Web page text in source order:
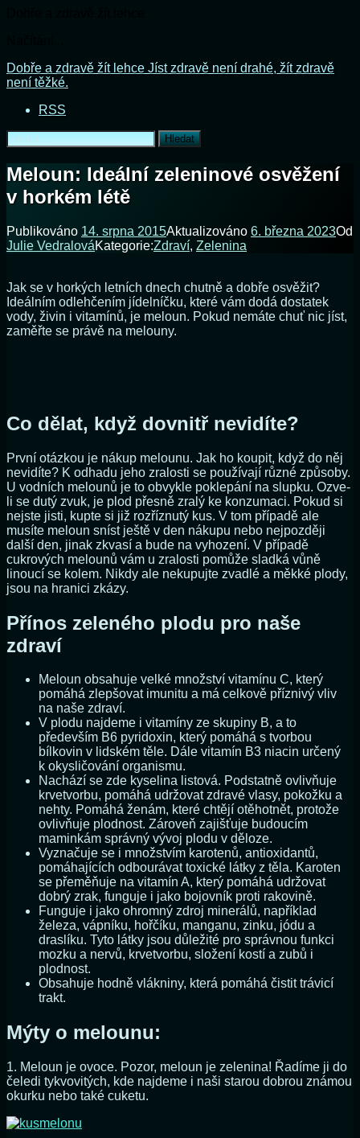
Přejít
k
webu
Dobře a zdravě žít lehce Jíst zdravě není drahé, žít zdravě
není těžké.
RSS
Vyhledávání
Meloun: Ideální zeleninové osvěžení
v horkém létě
Publikováno 14. srpna 2015Aktualizováno 6. března 2023Od
Julie VedralováKategorie:Zdraví, Zelenina
Jak se v horkých letních dnech chutně a dobře osvěžit?
Ideálním odlehčením jídelníčku, které vám dodá dostatek
vody, živin i vitamínů, je meloun. Pokud nemáte chuť nic jíst,
zaměřte se právě na melouny.
Co dělat, když dovnitř nevidíte?
První otázkou je nákup melounu. Jak ho koupit, když do něj
nevidíte? K odhadu jeho zralosti se používají různé způsoby.
U vodních melounů je to obvykle poklepání na slupku. Ozve-
li se dutý zvuk, je plod přesně zralý ke konzumaci. Pokud si
nejste jisti, kupte si již rozříznutý kus. V tom případě ale
musíte meloun sníst ještě v den nákupu nebo nejpozději
další den, jinak zkvasí a bude na vyhození. V případě
cukrových melounů vám u zralosti pomůže sladká vůně
linoucí se kolem. Nikdy ale nekupujte zvadlé a měkké plody,
jsou na hranici zkázy.
Přínos zeleného plodu pro naše
zdraví
Meloun obsahuje velké množství vitamínu C, který
pomáhá zlepšovat imunitu a má celkově příznivý vliv
na naše zdraví.
V plodu najdeme i vitamíny ze skupiny B, a to
především B6 pyridoxin, který pomáhá s tvorbou
bílkovin v lidském těle. Dále vitamín B3 niacin určený
k okysličování organismu.
Nachází se zde kyselina listová. Podstatně ovlivňuje
krvetvorbu, pomáhá udržovat zdravé vlasy, pokožku a
nehty. Pomáhá ženám, které chtějí otěhotnět, protože
ovlivňuje plodnost. Zároveň zajišťuje budoucím
maminkám správný vývoj plodu v děloze.
Vyznačuje se i množstvím karotenů, antioxidantů,
pomáhajících odbourávat toxické látky z těla. Karoten
se přeměňuje na vitamín A, který pomáhá udržovat
dobrý zrak, funguje i jako bojovník proti rakovině.
Funguje i jako ohromný zdroj minerálů, například
železa, vápníku, hořčíku, manganu, zinku, jódu a
draslíku. Tyto látky jsou důležité pro správnou funkci
mozku a nervů, krvetvorbu, složení kostí a zubů i
plodnost.
Obsahuje hodně vlákniny, která pomáhá čistit trávicí
trakt.
Mýty o melounu:
1. Meloun je ovoce. Pozor, meloun je zelenina! Řadíme ji do
čeledi tykvovitých, kde najdeme i naši starou dobrou známou
okurku nebo také cuketu.